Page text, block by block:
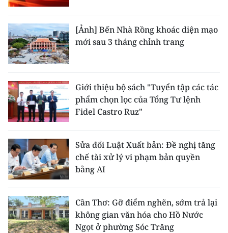
[Ảnh] Bến Nhà Rồng khoác diện mạo
mới sau 3 tháng chỉnh trang
Giới thiệu bộ sách "Tuyển tập các tác
phẩm chọn lọc của Tổng Tư lệnh
Fidel Castro Ruz"
Sửa đổi Luật Xuất bản: Đề nghị tăng
chế tài xử lý vi phạm bản quyền
bằng AI
Cần Thơ: Gỡ điểm nghẽn, sớm trả lại
không gian văn hóa cho Hồ Nước
Ngọt ở phường Sóc Trăng